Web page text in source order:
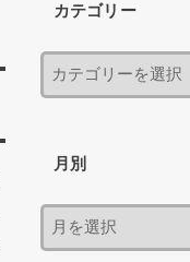
カテゴリー
月別